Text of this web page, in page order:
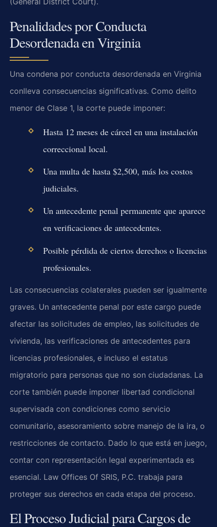
Penalidades por Conducta
Desordenada en Virginia
Una condena por conducta desordenada en Virginia
conlleva consecuencias significativas. Como delito
menor de Clase 1, la corte puede imponer:
Hasta 12 meses de cárcel en una instalación
correccional local.
Una multa de hasta $2,500, más los costos
judiciales.
Un antecedente penal permanente que aparece
en verificaciones de antecedentes.
Posible pérdida de ciertos derechos o licencias
profesionales.
Las consecuencias colaterales pueden ser igualmente
graves. Un antecedente penal por este cargo puede
afectar las solicitudes de empleo, las solicitudes de
vivienda, las verificaciones de antecedentes para
licencias profesionales, e incluso el estatus
migratorio para personas que no son ciudadanas. La
corte también puede imponer libertad condicional
supervisada con condiciones como servicio
comunitario, asesoramiento sobre manejo de la ira, o
restricciones de contacto. Dado lo que está en juego,
contar con representación legal experimentada es
esencial. Law Offices Of SRIS, P.C. trabaja para
proteger sus derechos en cada etapa del proceso.
El Proceso Judicial para Cargos de